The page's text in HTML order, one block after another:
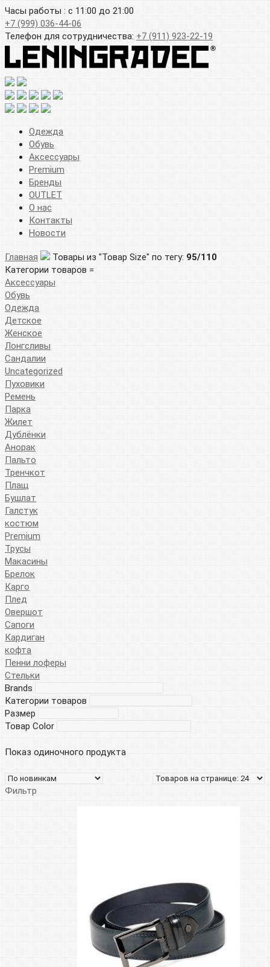
Часы работы : с 11:00 до 21:00
+7 (999) 036-44-06
Телефон для сотрудничества: +7 (911) 923-22-19
Одежда
Обувь
Аксессуары
Premium
Бренды
OUTLET
О нас
Контакты
Новости
Главная Товары из "Товар Size" по тегу: 95/110
Категории товаров =
Аксессуары
Обувь
Одежда
Детское
Женское
Лонгсливы
Сандалии
Uncategorized
Пуховики
Ремень
Парка
Жилет
Дублёнки
Анорак
Пальто
Тренчкот
Плащ
Бушлат
Галстук
костюм
Premium
Трусы
Макасины
Брелок
Карго
Плед
Овершот
Сапоги
Кардиган
кофта
Пенни лоферы
Стельки
Brands
Категории товаров
Размер
Товар Color
Показ одиночного продукта
Фильтр